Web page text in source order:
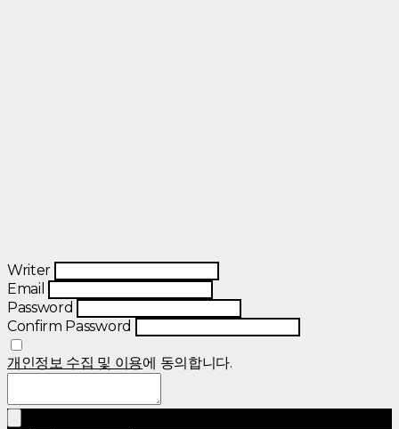
Writer
Email
Password
Confirm Password
개인정보 수집 및 이용에 동의합니다.